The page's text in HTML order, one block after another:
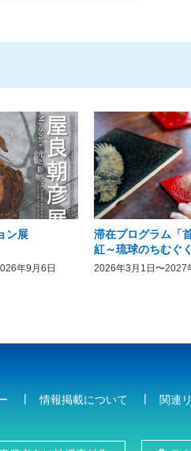
ン展
年9月6日
滞在プログラム「
紅～琉球のちむぐ
2026年3月1日〜2027
情報掲載について 関連